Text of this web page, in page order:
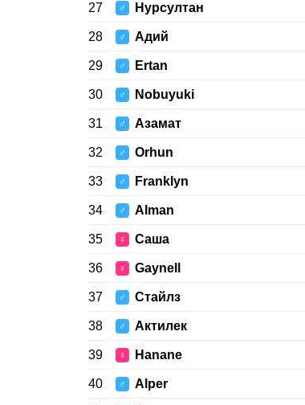
27 ♂ Нурсултан
28 ♂ Адий
29 ♂ Ertan
30 ♂ Nobuyuki
31 ♂ Азамат
32 ♂ Orhun
33 ♂ Franklyn
34 ♂ Alman
35 ♀ Саша
36 ♀ Gaynell
37 ♂ Стайлз
38 ♂ Актилек
39 ♀ Hanane
40 ♂ Alper